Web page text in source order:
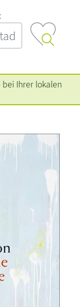
bei Ihrer lokalen